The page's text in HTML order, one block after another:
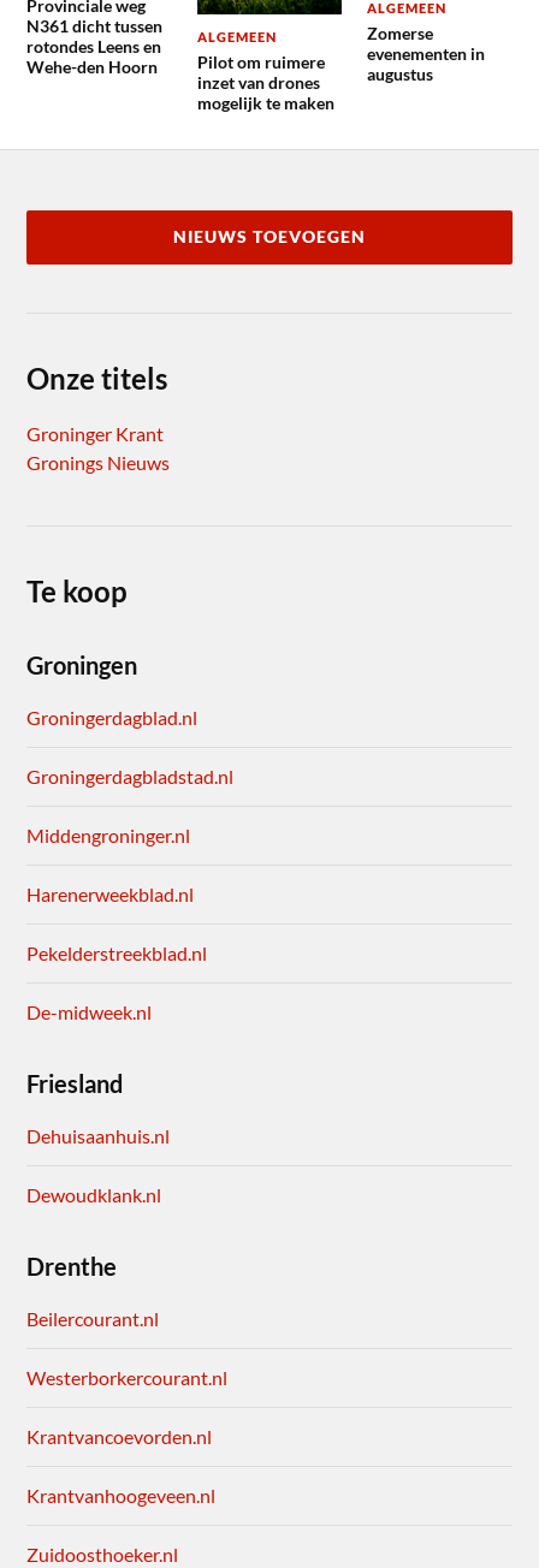
Provinciale weg
N361 dicht tussen
rotondes Leens en
Wehe-den Hoorn
ALGEMEEN
Pilot om ruimere
inzet van drones
mogelijk te maken
ALGEMEEN
Zomerse
evenementen in
augustus
NIEUWS TOEVOEGEN
Onze titels
Groninger Krant
Gronings Nieuws
Te koop
Groningen
Groningerdagblad.nl
Groningerdagbladstad.nl
Middengroninger.nl
Harenerweekblad.nl
Pekelderstreekblad.nl
De-midweek.nl
Friesland
Dehuisaanhuis.nl
Dewoudklank.nl
Drenthe
Beilercourant.nl
Westerborkercourant.nl
Krantvancoevorden.nl
Krantvanhoogeveen.nl
Zuidoosthoeker.nl